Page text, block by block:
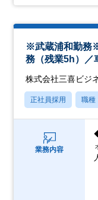
※武蔵浦和勤務
務（残業5h）／
株式会社三喜ビジ
正社員採用 職種
業務内容